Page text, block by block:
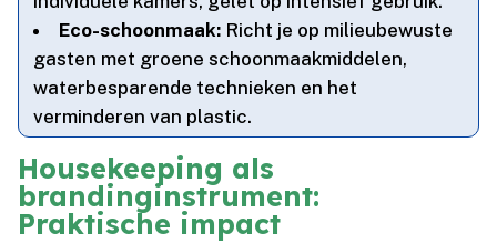
Eco-schoonmaak: Richt je op milieubewuste
gasten met groene schoonmaakmiddelen,
waterbesparende technieken en het
verminderen van plastic.​
Housekeeping als
brandinginstrument:
Praktische impact